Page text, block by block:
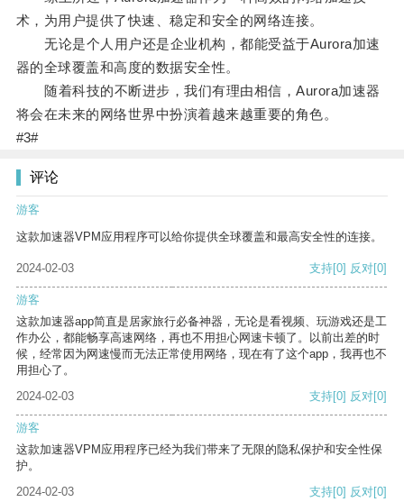
术，为用户提供了快速、稳定和安全的网络连接。
无论是个人用户还是企业机构，都能受益于Aurora加速
器的全球覆盖和高度的数据安全性。
随着科技的不断进步，我们有理由相信，Aurora加速器
将会在未来的网络世界中扮演着越来越重要的角色。
#3#
评论
游客
这款加速器VPM应用程序可以给你提供全球覆盖和最高安全性的连接。
2024-02-03 支持[0] 反对[0]
游客
这款加速器app简直是居家旅行必备神器，无论是看视频、玩游戏还是工
作办公，都能畅享高速网络，再也不用担心网速卡顿了。以前出差的时
候，经常因为网速慢而无法正常使用网络，现在有了这个app，我再也不
用担心了。
2024-02-03
支持[0] 反对[0]
游客
这款加速器VPM应用程序已经为我们带来了无限的隐私保护和安全性保
护。
2024-02-03
支持[0] 反对[0]